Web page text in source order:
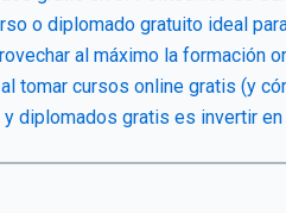
o diplomado gratuito ideal
al máximo la formación
tomar cursos online gratis (y
diplomados gratis es invertir